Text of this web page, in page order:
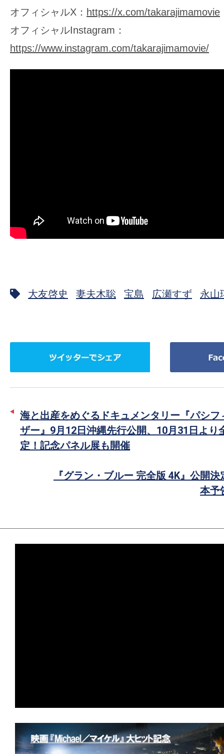
オフィシャルX： https://x.com/takarajimamovie
オフィシャルInstagram：
https://www.instagram.com/takarajimamovie/
大友啓史 妻夫木聡 宝島 広瀬すず 永山
ー
海と出産をめぐるドキュメンタリー『パシフ
ザー』9月12日沖縄先行公開、10月31日より
定！記念パネル展も開催
『グラン・ブルー 完全版 4K』公開
本予